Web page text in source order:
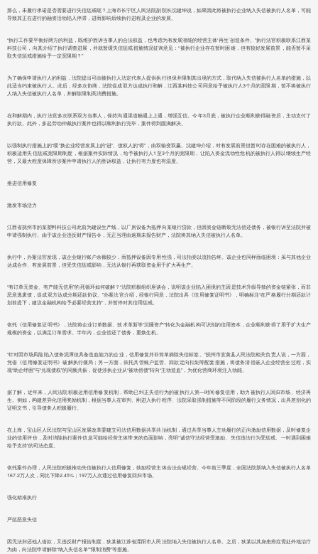
那么，未履行承诺是否需要进行失信惩戒呢？上海市长宁区人民法院副院长沈建坤说，如果因此将被执行企业纳入失信被执行人名单，可能
导致其正在进行的融资活动陷入停滞，进而影响后续执行进程及企业的发展。
“执行工作要平衡好两方的利益，既维护胜诉当事人的合法权益，也考虑为有发展潜能的经营主体‘再生’创造条件。”执行法官积极联系江西某
科技公司，向其介绍了执行调查进展，并就暂缓失信惩戒措施情况征询意见：“被执行企业存在暂时困难，但有较好发展前景，能否暂不采
取失信惩戒措施给予一定宽限期？”
为了确保申请执行人的利益，法院提出可由被执行人法定代表人提供执行担保并限制其出境的方式，取代纳入失信被执行人名单的措施，以
此适当约束被执行人。此后，经多次协商，法院促成双方达成执行和解，江西某科技公司同意给予被执行人3个月的宽限期，暂不将被执行
人纳入失信被执行人名单，并解除限制高消费措施。
在和解期内，执行法官多次联系双方当事人，保持沟通渠道畅通上上通，增强互信。今年3月底，被执行企业顺利获得融资后，主动支付了
执行款。此外，多起劳动仲裁执行案件也得以顺利执行完毕，案件得到圆满解决。
以强制执行措施上的“缓”换企业经营发展上的“进”、债权人的“得”，由双输变双赢。沈建坤介绍，对有发展前景但暂时存在困难的被执行人，
积极适用失信惩戒宽限期制度，根据案件实际情况，给予被执行人1至3个月的宽限期，让陷入资金流动性危机的被执行人得以继续生产经
营，又最大程度保障所涉案件申请执行人的胜诉权益，让执行有力度也有温度。
推进信用修复
激发市场活力
江西省抚州市的某塑料科技公司此前为建设生产线，以厂房设备为抵押向某银行贷款，但因资金链断裂无法偿还债务，被银行诉至法院并被
申请强制执行。由于该企业违反财产报告令，无正当理由逾期未报告财产，法院将其纳入失信被执行人名单。
执行中，办案法官发现，该企业银行账户余额较少，而抵押设备因专用性强，司法拍卖以流拍告终。该企业也同样面临困境：虽与其他企业
达成合作、有发展前景，但受失信惩戒影响，无法从银行再获取资金用于扩大再生产。
“有订单无资金、有产能无信用”的死循环如何破解？“法院积极组织座谈会，说明该企业陷入困境的主因是技术升级导致的资金链紧张，而非
恶意逃废债，促成双方达成分期还款协议。”办案法官介绍，经银行同意，法院出具《信用修复证明书》，明确标注“在严格履行分期还款计
划前提下，建议金融机构给予必要经营支持”，并暂停对其信用惩戒。
依托《信用修复证明书》，法院将企业订单数据、技术革新等“沉睡资产”转化为金融机构可识别的信用资本，企业顺利获得了用于扩大生产
规模的资金，以满足订单需求。半年内，企业偿还了债务，重焕生机。
“针对因市场风险陷入债务泥潭但具备造血能力的企业，信用修复并非简单摘除失信标签。”抚州市宜黄县人民法院相关负责人说，一方面，
凭借《信用修复证明书》破解执行僵局；另一方面，依托共管账户监管、回款定向扣划等配套措施，将债务清偿嵌入企业经营全过程，实
现“助企纾困”与“兑现债权”的同频共振，促使涉执企业从“被动偿债”转向“主动造血”，为优化营商环境注入动能。
据了解，近年来，人民法院积极运用信用修复机制，帮助已纠正失信行为的被执行人第一时间修复信用，助力被执行人回归市场、经济再
生。例如，构建差异化信用奖励机制，根据当事人在审判、刚进入执行程序、法院采取强制措施等不同阶段的履行义务情况，出具差别化的
证明文书，引导债务人积极履行。
在上海，宝山区人民法院与宝山区发展改革委建立司法信用数据共享共治机制，通过共享当事人主动履行的正向激励信用数据，及时修复企
业的信用评价，及时消除执行案件信息可能给经营主体带来的负面影响，亮明“诚信守法经营受激励、失信违法行为受惩戒、一时遇到困难
给予支持”的司法态度。
依托案件办理，人民法院积极推动失信被执行人信用修复，鼓励经营主体合法合规经营。今年前三季度，全国法院新纳入失信被执行人名单
167.2万人次，同比下降2.45%；197万人次通过信用修复回归市场。
强化精准执行
严惩恶意失信
因无法归还他人借款，又违反财产报告制度，狄某被江苏省溧阳市人民法院纳入失信被执行人名单。之后，狄某以其身患癌症需赴外地治疗
为由，向法院申请解除“纳入失信名单”“限制消费”等措施。